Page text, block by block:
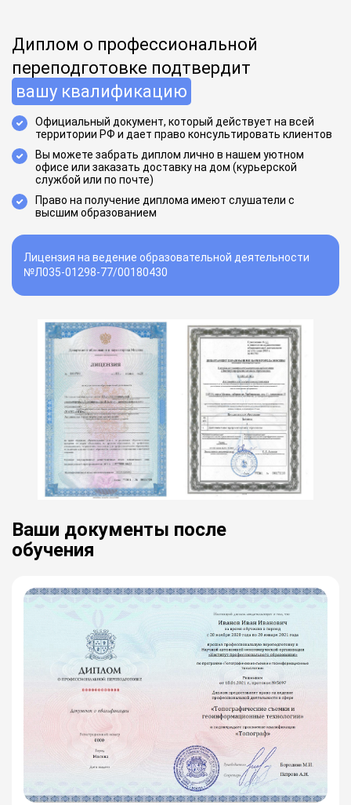
Диплом о профессиональной
переподготовке подтвердит
вашу квалификацию
Официальный документ, который действует на всей
территории РФ и дает право консультировать клиентов
Вы можете забрать диплом лично в нашем уютном
офисе или заказать доставку на дом (курьерской
службой или по почте)
Право на получение диплома имеют слушатели с
высшим образованием
Лицензия на ведение образовательной деятельности
№Л035-01298-77/00180430
Ваши документы после
обучения